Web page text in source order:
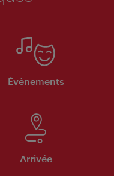
Évènements
Arrivée